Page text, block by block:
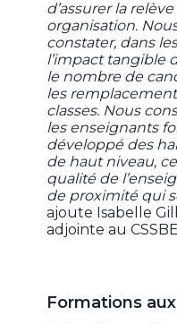
d’assurer la
organisation.
constater, dans
l’impact tangible
le nombre de
les
classes. Nous
les enseignants
développé des
de haut niveau,
qualité de
de proximité qui
ajoute Isabelle
adjointe au
Formations